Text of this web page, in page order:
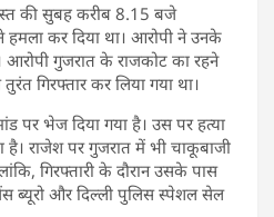
की सुबह करीब 8.15 बजे
कर दिया था। आरोपी ने उनके
गुजरात के राजकोट का रहने
गिरफ्तार कर लिया गया था।
पर भेज दिया गया है। उस पर हत्या
है। राजेश पर गुजरात में भी चाकूबाजी
गिरफ्तारी के दौरान उसके पास
ब्यूरो और दिल्ली पुलिस स्पेशल सेल